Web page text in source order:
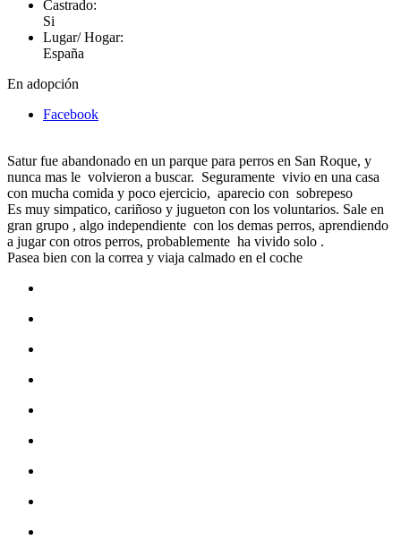
Castrado:
Si
Lugar/ Hogar:
España
En adopción
Facebook
Satur fue abandonado en un parque para perros en San Roque, y
nunca mas le volvieron a buscar. Seguramente vivio en una casa
con mucha comida y poco ejercicio, aparecio con sobrepeso
Es muy simpatico, cariñoso y jugueton con los voluntarios. Sale en
gran grupo , algo independiente con los demas perros, aprendiendo
a jugar con otros perros, probablemente ha vivido solo .
Pasea bien con la correa y viaja calmado en el coche